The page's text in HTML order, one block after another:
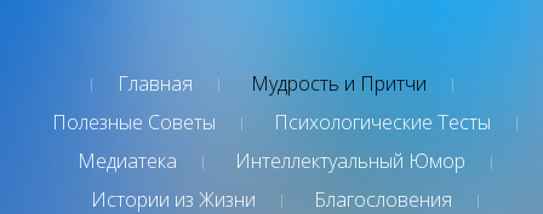
Главная
Мудрость и Притчи
Полезные Советы
Психологические Тесты
Медиатека
Интеллектуальный Юмор
Истории из Жизни
Благословения